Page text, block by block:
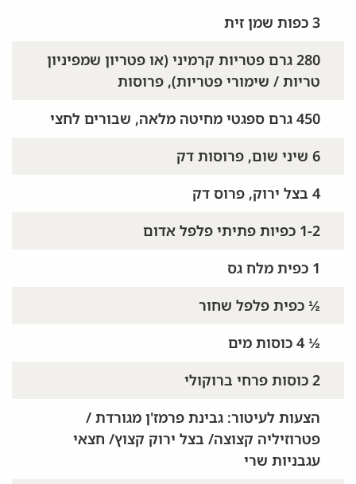
3 כפות שמן זית
280 גרם פטריות קרמיני (או פטריון שמפיניון
טריות / שימורי פטריות), פרוסות
450 גרם ספגטי מחיטה מלאה, שבורים לחצי
6 שיני שום, פרוסות דק
4 בצל ירוק, פרוס דק
1-2 כפיות פתיתי פלפל אדום
1 כפית מלח גס
½ כפית פלפל שחור
½ 4 כוסות מים
2 כוסות פרחי ברוקולי
הצעות לעיטור: גבינת פרמז'ן מגורדת /
פטרוזיליה קצוצה/ בצל ירוק קצוץ/ חצאי
עגבניות שרי